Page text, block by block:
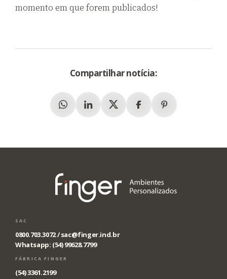
momento em que forem publicados!
Compartilhar notícia:
WhatsappLinkedinX (Twitter)FacebookPinterest
SAC
0800.703.3072 /sac@finger.ind.br
Whatsapp: (54) 99628.7799
FÁBRICA FINGER
(54) 3361.2199